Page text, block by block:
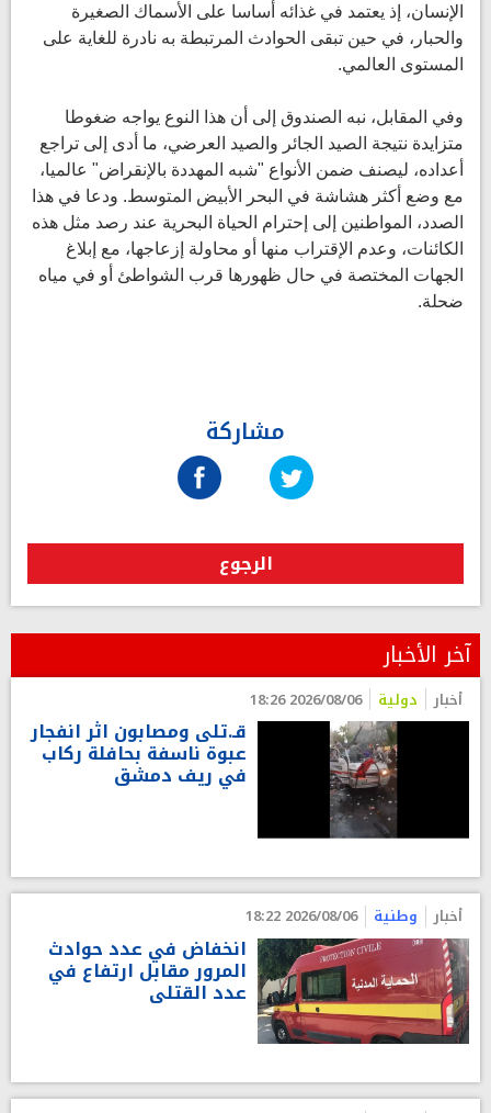
الإنسان، إذ يعتمد في غذائه أساسا على الأسماك الصغيرة
والحبار، في حين تبقى الحوادث المرتبطة به نادرة للغاية على
المستوى العالمي.
وفي المقابل، نبه الصندوق إلى أن هذا النوع يواجه ضغوطا
متزايدة نتيجة الصيد الجائر والصيد العرضي، ما أدى إلى تراجع
أعداده، ليصنف ضمن الأنواع "شبه المهددة بالإنقراض" عالميا،
مع وضع أكثر هشاشة في البحر الأبيض المتوسط. ودعا في هذا
الصدد، المواطنين إلى إحترام الحياة البحرية عند رصد مثل هذه
الكائنات، وعدم الإقتراب منها أو محاولة إزعاجها، مع إبلاغ
الجهات المختصة في حال ظهورها قرب الشواطئ أو في مياه
ضحلة.
مشاركة
الرجوع
آخر الأخبار
أخبار دولية 2026/08/06 18:26
قـ.تلى ومصابون اثر انفجار
عبوة ناسفة بحافلة ركاب
في ريف دمشق
أخبار وطنية 2026/08/06 18:22
انخفاض في عدد حوادث
المرور مقابل ارتفاع في
عدد القتلى